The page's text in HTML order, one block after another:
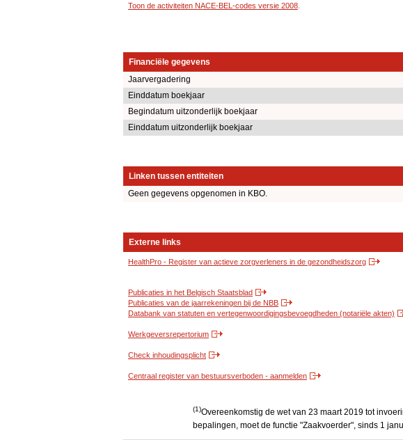
Toon de activiteiten NACE-BEL-codes versie 2008
Financiële gegevens
Jaarvergadering
Einddatum boekjaar
Begindatum uitzonderlijk boekjaar
Einddatum uitzonderlijk boekjaar
Linken tussen entiteiten
Geen gegevens opgenomen in KBO.
Externe links
HealthPro - Register van actieve zorgverleners in de gezondheidszorg
Publicaties in het Belgisch Staatsblad
Publicaties van de jaarrekeningen bij de NBB
Databank van statuten en vertegenwoordigingsbevoegdheden (notariële akten)
Werkgeversrepertorium
Check inhoudingsplicht
Centraal register van bestuursverboden - aanmelden
(1)Overeenkomstig de wet van 23 maart 2019 tot
bepalingen, moet de functie "Zaakvoerder", sinds 1